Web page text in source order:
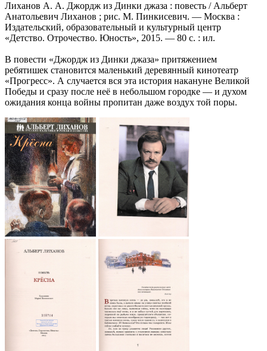
Лиханов А. А. Джордж из Динки джаза : повесть / Альберт
Анатольевич Лиханов ; рис. М. Пинкисевич. — Москва :
Издательский, образовательный и культурный центр
«Детство. Отрочество. Юность», 2015. — 80 с. : ил.
В повести «Джордж из Динки джаза» притяжением
ребятишек становится маленький деревянный кинотеатр
«Прогресс». А случается вся эта история накануне Великой
Победы и сразу после неё в небольшом городке — и духом
ожидания конца войны пропитан даже воздух той поры.